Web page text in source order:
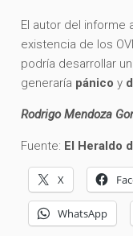
El autor del informe
existencia de los
podría desarrollar
generaría pánico y
Rodrigo Mendoza
Fuente: El Heraldo
X
WhatsApp